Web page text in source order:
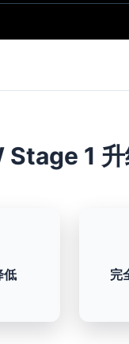
Stage 1
低 完